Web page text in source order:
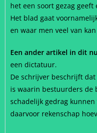
het een soort gezag
Het blad gaat
en waar men veel van
Een ander artikel in dit
een dictatuur.
De schrijver beschrijft
is waarin bestuurders de
schadelijk gedrag
daarvoor rekenschap